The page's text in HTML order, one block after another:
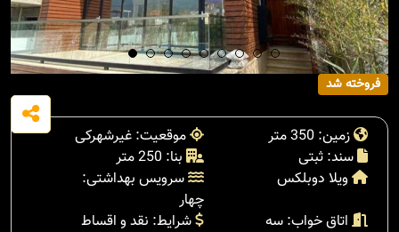
فروخته شد
زمین: 350 متر
موقعیت: غیرشهرکی
سند: ثبتی
بنا: 250 متر
ویلا دوبلکس
سرویس بهداشتی:
چهار
اتاق خواب: سه
شرایط: نقد و اقساط